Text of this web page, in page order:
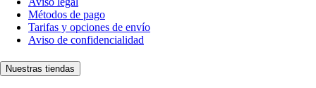
Métodos de pago
Tarifas y opciones de envío
Aviso de confidencialidad
Nuestras tiendas